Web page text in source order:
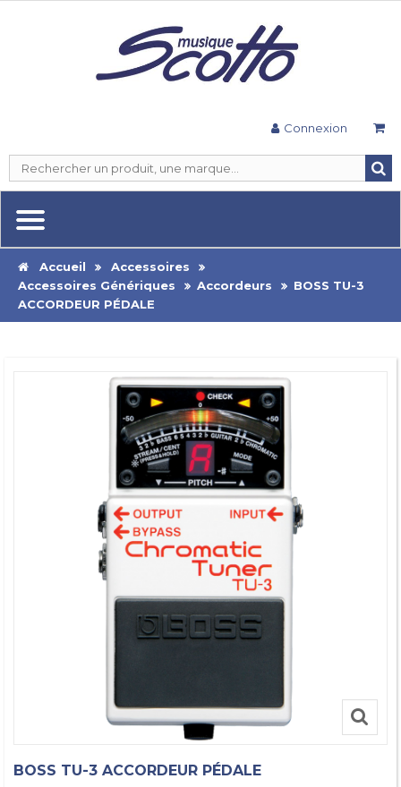
Connexion
Accueil
Accessoires
Accessoires Génériques
Accordeurs
BOSS TU-3
ACCORDEUR PÉDALE
BOSS TU-3 ACCORDEUR PÉDALE